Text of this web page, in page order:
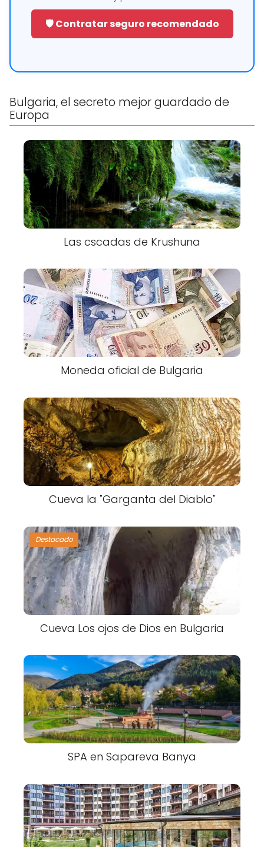
🛡️ Contratar seguro recomendado
Bulgaria, el secreto mejor guardado de
Europa
Las cscadas de Krushuna
Moneda oficial de Bulgaria
Cueva la "Garganta del Diablo"
Destacado
Cueva Los ojos de Dios en Bulgaria
SPA en Sapareva Banya